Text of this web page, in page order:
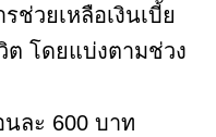
ช่วยเหลือเงินเบี้ย
ต โดยแบ่งตามช่วง
นละ 600 บาท